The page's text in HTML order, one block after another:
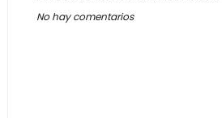
No hay comentarios